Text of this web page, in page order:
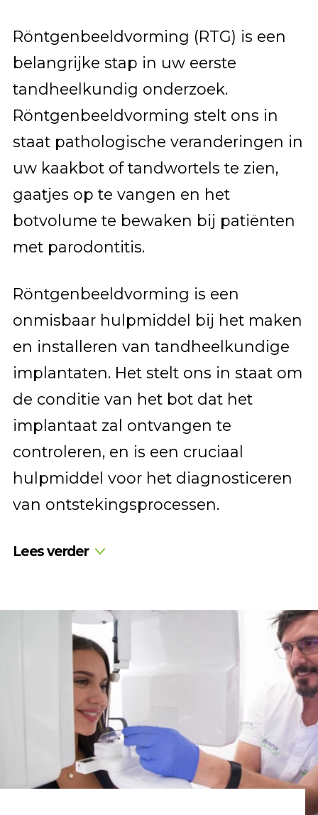
Röntgenbeeldvorming (RTG) is een
belangrijke stap in uw eerste
tandheelkundig onderzoek.
Röntgenbeeldvorming stelt ons in
staat pathologische veranderingen in
uw kaakbot of tandwortels te zien,
gaatjes op te vangen en het
botvolume te bewaken bij patiënten
met parodontitis.
Röntgenbeeldvorming is een
onmisbaar hulpmiddel bij het maken
en installeren van tandheelkundige
implantaten. Het stelt ons in staat om
de conditie van het bot dat het
implantaat zal ontvangen te
controleren, en is een cruciaal
hulpmiddel voor het diagnosticeren
van ontstekingsprocessen.
Lees verder